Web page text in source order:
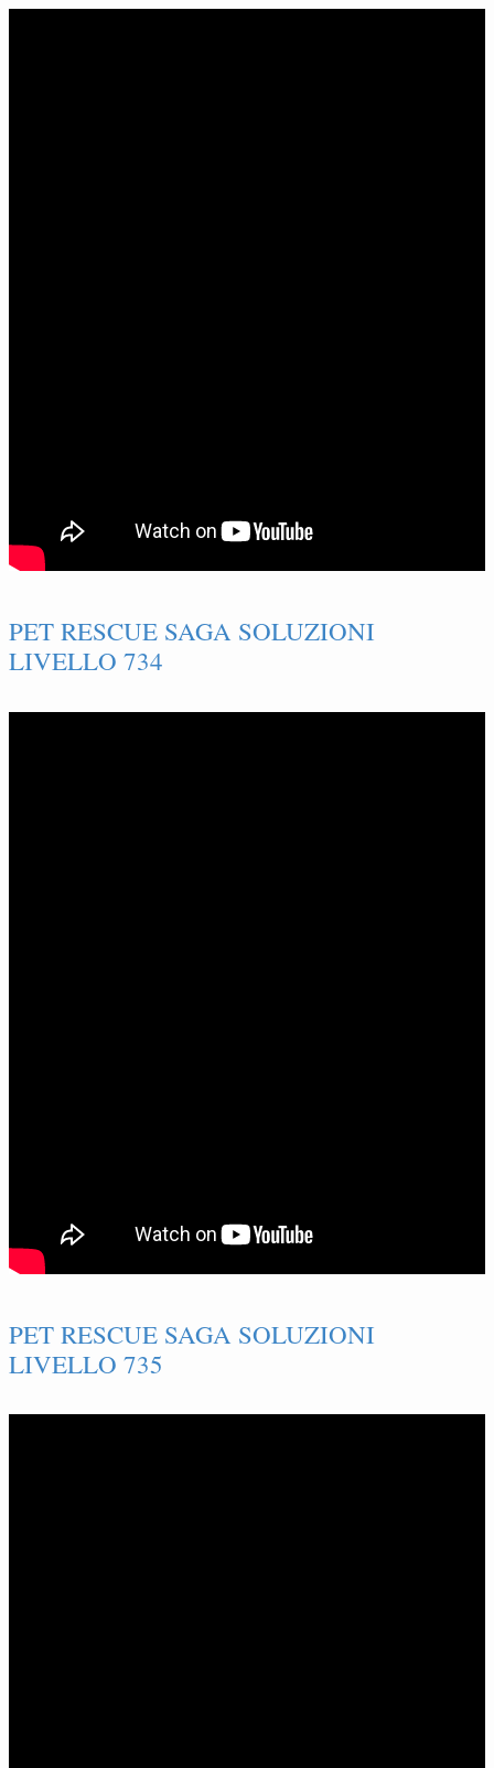
PET RESCUE SAGA SOLUZIONI
LIVELLO 734
PET RESCUE SAGA SOLUZIONI
LIVELLO 735